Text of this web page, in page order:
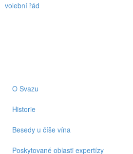
volební řád
O Svazu
Historie
Besedy u číše vína
Poskytované oblasti expertízy